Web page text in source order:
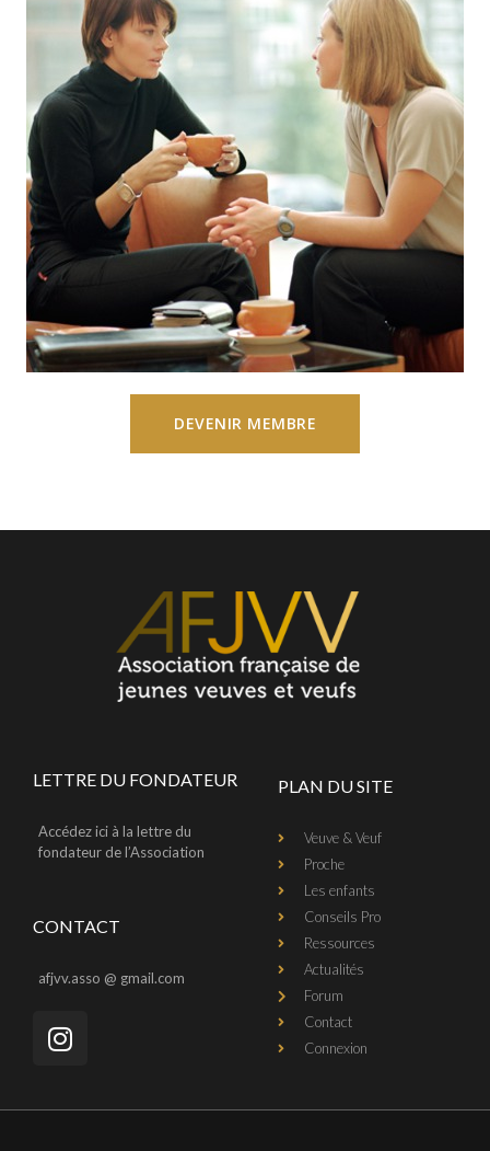
DEVENIR MEMBRE
LETTRE DU FONDATEUR
Accédez ici à la lettre du
fondateur de l’Association
CONTACT
afjvv.asso @ gmail.com
PLAN DU SITE
Veuve & Veuf
Proche
Les enfants
Conseils Pro
Ressources
Actualités
Forum
Contact
Connexion